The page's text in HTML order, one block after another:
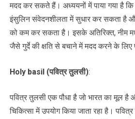
मदद कर सकते हैं। अध्ययनों में पाया गया है कि
इंसुलिन संवेदनशीलता में सुधार कर सकता है
को कम कर सकता है। इसके अतिरिक्त, नीम
जैसे गुर्दे की क्षति से बचाने में मदद करने के लिए
Holy basil (पवित्र तुलसी):
पवित्र तुलसी एक पौधा है जो भारत का मूल है
चिकित्सा में उपयोग किया जाता रहा है।